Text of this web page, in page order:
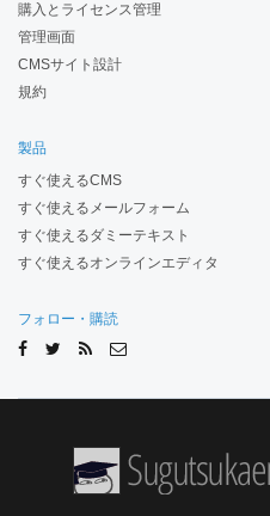
購入とライセンス管理
管理画面
CMSサイト設計
規約
製品
すぐ使えるCMS
すぐ使えるメールフォーム
すぐ使えるダミーテキスト
すぐ使えるオンラインエディタ
フォロー・購読